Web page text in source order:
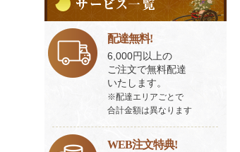
ー
ビ
ス
一
覧
配達無料!
6,000円以上の
ご注文で無料配達
いたします。
※配達エリアごとで
合計金額は異なります
WEB注文特典!